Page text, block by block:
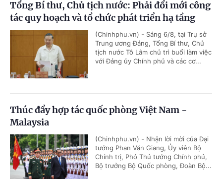
Tổng Bí thư, Chủ tịch nước: Phải đổi mới công
tác quy hoạch và tổ chức phát triển hạ tầng
(Chinhphu.vn) - Sáng 6/8, tại Trụ sở
Trung ương Đảng, Tổng Bí thư, Chủ
tịch nước Tô Lâm chủ trì buổi làm việc
với Đảng ủy Chính phủ và các cơ...
Thúc đẩy hợp tác quốc phòng Việt Nam -
Malaysia
(Chinhphu.vn) - Nhận lời mời của Đại
tướng Phan Văn Giang, Ủy viên Bộ
Chính trị, Phó Thủ tướng Chính phủ,
Bộ trưởng Bộ Quốc phòng, Đoàn Bộ...